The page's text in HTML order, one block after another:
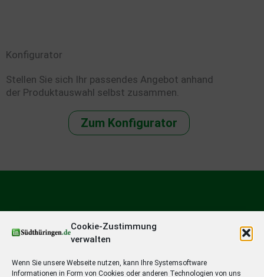
Cookie-Zustimmung
verwalten
Wenn Sie unsere Webseite nutzen, kann Ihre Systemsoftware
Informationen in Form von Cookies oder anderen Technologien von uns
Konfigurator
Stellen Sie sich Ihr passendes Angebot anhand
der Produktauswahl selbst zusammen.
Zum Konfigurator